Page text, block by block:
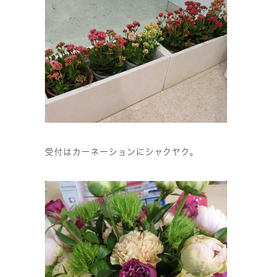
受付はカーネーションにシャクヤク。